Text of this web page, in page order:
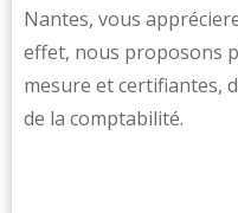
Nantes, vous
effet, nous proposons
mesure et certifiantes,
de la comptabilité.